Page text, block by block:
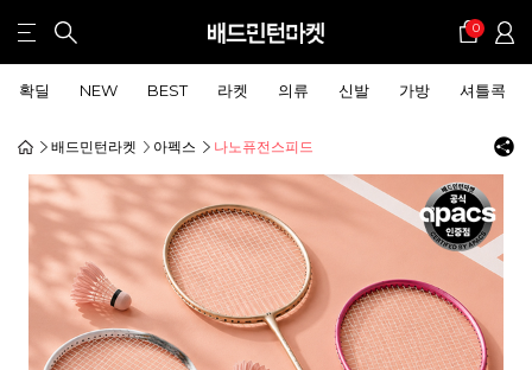
0
확딜 NEW BEST 라켓 의류 신발 가방 셔틀콕
배드민턴라켓 아펙스 나노퓨전스피드